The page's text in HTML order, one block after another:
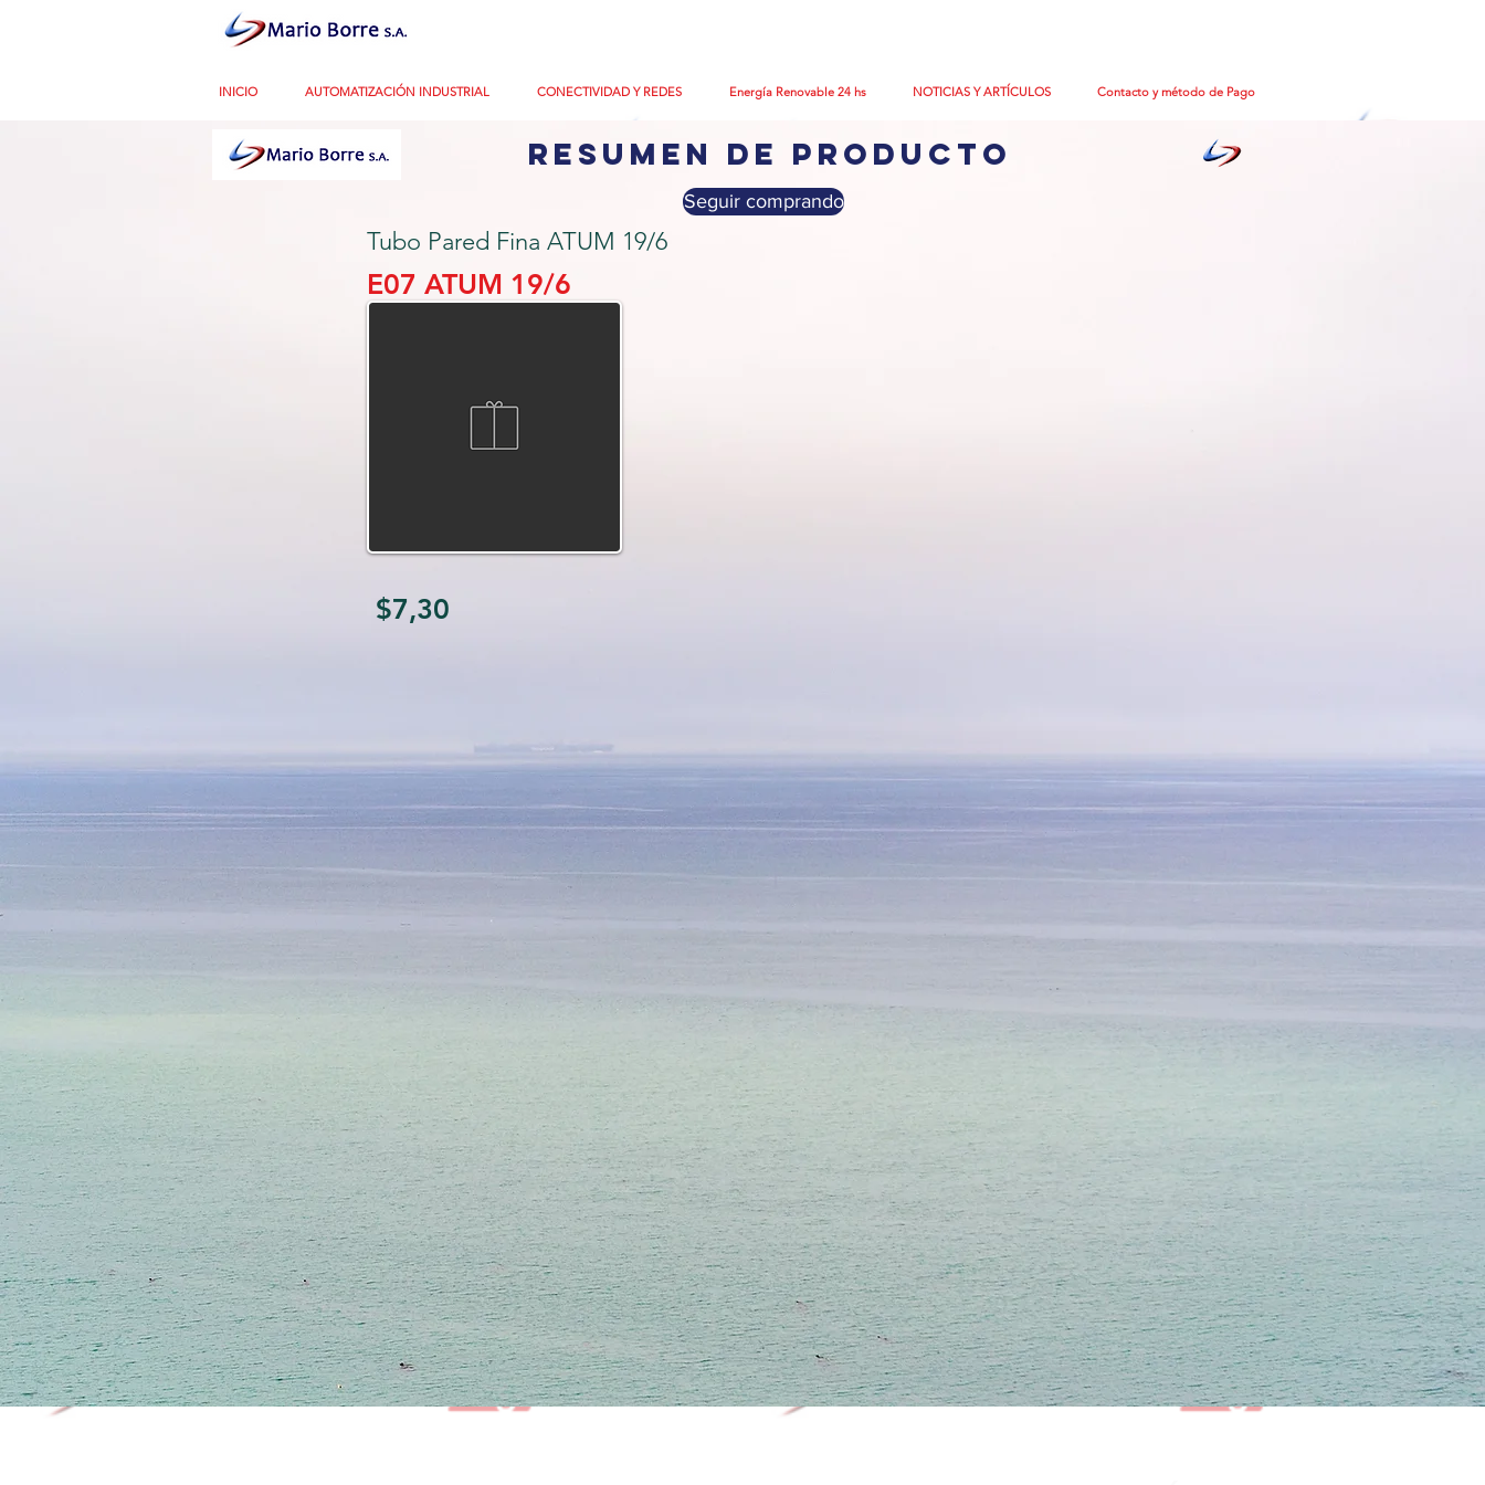
INICIO AUTOMATIZACIÓN INDUSTRIAL CONECTIVIDAD Y REDES Energía Renovable 24 hs NOTICIAS Y ARTÍCULOS Contacto y método de Pago
resumen de producto
Seguir comprando
Tubo Pared Fina ATUM 19/6
E07 ATUM 19/6
$7,30